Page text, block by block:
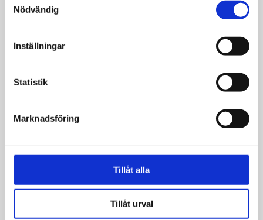
Nödvändig
Inställningar
Statistik
Marknadsföring
Tillåt alla
Tillåt urval
UMU vill sända ut team från
Småland – startar ny DTS